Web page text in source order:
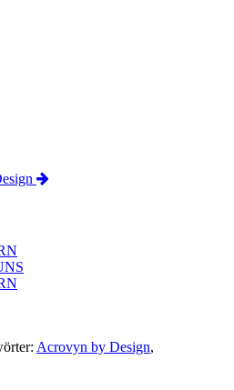
Acrovyn by Design,